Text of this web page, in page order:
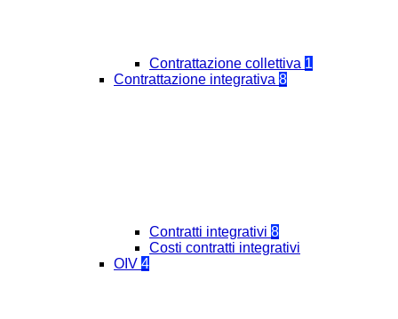
Contrattazione collettiva 1
Contrattazione integrativa 8
Contratti integrativi 8
Costi contratti integrativi
OIV 4